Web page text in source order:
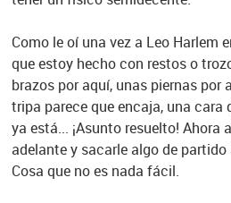
Como le oí una vez a Leo Harlem
que estoy hecho con restos o
brazos por aquí, unas piernas por
tripa parece que encaja, una cara
ya está... ¡Asunto resuelto! Ahora
adelante y sacarle algo de
Cosa que no es nada fácil.